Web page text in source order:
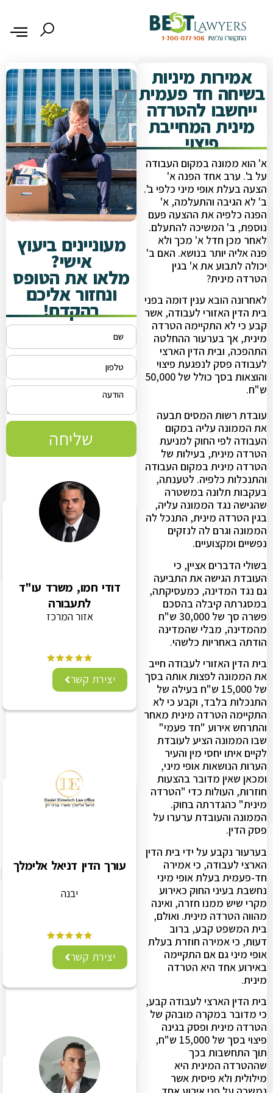
אמירות מיניות
בשיחה חד פעמית
ייחשבו להטרדה
מינית המחייבת
פיצוי
א' הוא ממונה במקום העבודה
על ב'. ערב אחד הפנה א'
הצעה בעלת אופי מיני כלפי ב'.
ב' לא הגיבה והתעלמה, א'
הפנה כלפיה את ההצעה פעם
נוספת, ב' המשיכה להתעלם.
לאחר מכן חדל א' מכך ולא
פנה אליה יותר בנושא. האם ב'
יכולה לתבוע את א' בגין
הטרדה מינית?
לאחרונה הובא ענין דומה בפני
בית הדין האזורי לעבודה, אשר
קבע כי לא התקיימה הטרדה
מינית, אך בערעור ההחלטה
התהפכה, ובית הדין הארצי
לעבודה פסק לנפגעת פיצוי
והוצאות בסך כולל של 50,000
ש"ח.
עובדת רשות המסים תבעה
את הממונה עליה במקום
העבודה לפי החוק למניעת
הטרדה מינית, בעילות של
הטרדה מינית במקום העבודה
והתנכלות כלפיה. לטענתה,
בעקבות תלונה במשטרה
שהגישה נגד הממונה עליה,
בגין הטרדה מינית, התנכל לה
הממונה וגרם לה לנזקים
נפשיים ומקצועיים.
בשולי הדברים אציין, כי
העובדת הגישה את התביעה
גם נגד המדינה, כמעסיקתה,
במסגרתה קיבלה בהסכם
פשרה סך של 30,000 ש"ח
מהמדינה, מבלי שהמדינה
הודתה באחריות כלשהי.
בית הדין האזורי לעבודה חייב
את הממונה לפצות אותה בסך
של 15,000 ש"ח בעילה של
התנכלות בלבד, וקבע כי לא
התקיימה הטרדה מינית מאחר
והתרחש אירוע "חד פעמי"
שבו הממונה הציע לעובדת
לקיים איתו יחסי מין והעיר
הערות הנושאות אופי מיני,
ומכאן שאין מדובר בהצעות
חוזרות, העולות כדי "הטרדה
מינית" כהגדרתה בחוק.
הממונה והעובדת ערערו על
פסק הדין.
בערעור נקבע על ידי בית הדין
הארצי לעבודה, כי אמירה
חד-פעמית בעלת אופי מיני
נחשבת בעיני החוק כאירוע
מקרי שיש ממנו חזרה, ואינה
מהווה הטרדה מינית. ואולם,
בית המשפט קבע, ברוב
דעות, כי אמירה חוזרת בעלת
אופי מיני גם אם התקיימה
באירוע אחד היא הטרדה
מינית.
בית הדין הארצי לעבודה קבע,
כי מדובר במקרה מובהק של
הטרדה מינית ופסק בגינה
פיצוי בסך של 15,000 ש"ח,
תוך התחשבות בכך
שההטרדה המינית היא
מילולית ולא פיסית אשר
מעוניינים ביעוץ
אישי?
מלאו את הטופס
ונחזור אליכם
בהקדם!
שליחה
דודי חמו, משרד עו"ד
לתעבורה
אזור המרכז
יצירת קשר
עורך הדין דניאל אלימלך
יבנה
יצירת קשר